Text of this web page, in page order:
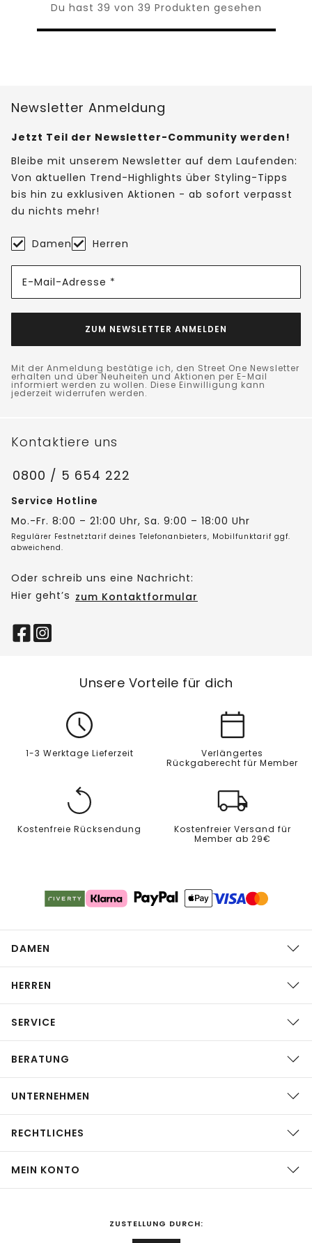
Du hast 39 von 39 Produkten gesehen
Newsletter Anmeldung
Jetzt Teil der Newsletter-Community werden!
Bleibe mit unserem Newsletter auf dem Laufenden:
Von aktuellen Trend-Highlights über Styling-Tipps
bis hin zu exklusiven Aktionen - ab sofort verpasst
du nichts mehr!
Damen Herren
E-Mail-Adresse *
ZUM NEWSLETTER ANMELDEN
Mit der Anmeldung bestätige ich, den Street One Newsletter
erhalten und über Neuheiten und Aktionen per E-Mail
informiert werden zu wollen. Diese Einwilligung kann
jederzeit widerrufen werden.
Kontaktiere uns
0800 / 5 654 222
Service Hotline
Mo.-Fr. 8:00 – 21:00 Uhr, Sa. 9:00 – 18:00 Uhr
Regulärer Festnetztarif deines Telefonanbieters, Mobilfunktarif ggf.
abweichend.
Oder schreib uns eine Nachricht:
Hier geht’s zum Kontaktformular
Unsere Vorteile für dich
1-3 Werktage Lieferzeit
Verlängertes
Rückgaberecht für Member
Kostenfreie Rücksendung
Kostenfreier Versand für
Member ab 29€
DAMEN
HERREN
SERVICE
BERATUNG
UNTERNEHMEN
RECHTLICHES
MEIN KONTO
ZUSTELLUNG DURCH: